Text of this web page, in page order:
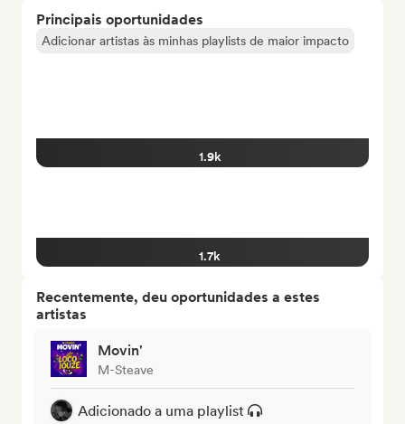
Principais oportunidades
Adicionar artistas às minhas playlists de maior impacto
1.9k
1.7k
Recentemente, deu oportunidades a estes
artistas
Movin'
M-Steave
Adicionado a uma playlist